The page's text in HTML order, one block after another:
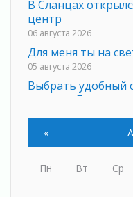
В Сланцах
центр
06 августа 2026
Для меня ты на
05 августа 2026
Выбрать удобный
помогут Госуслуги
Планируйте свой
05 августа 2026
Мода вне
«
Пн Вт Ср